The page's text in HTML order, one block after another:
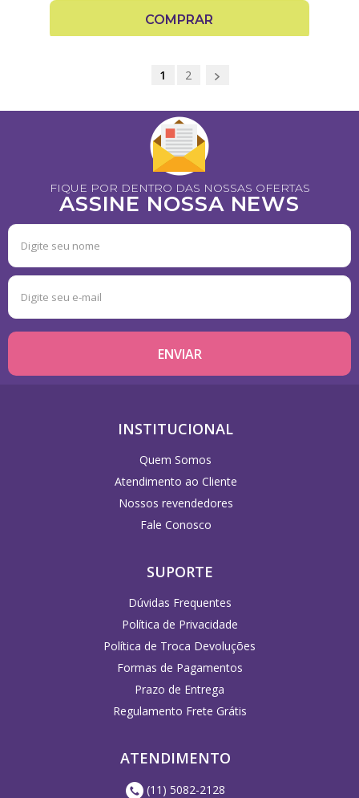
COMPRAR
1 2
FIQUE POR DENTRO DAS NOSSAS OFERTAS
ASSINE NOSSA NEWS
INSTITUCIONAL
Quem Somos
Atendimento ao Cliente
Nossos revendedores
Fale Conosco
SUPORTE
Dúvidas Frequentes
Política de Privacidade
Política de Troca Devoluções
Formas de Pagamentos
Prazo de Entrega
Regulamento Frete Grátis
ATENDIMENTO
(11) 5082-2128